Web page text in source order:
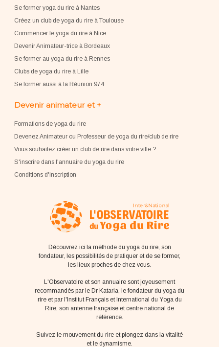
Se former yoga du rire à Nantes
Créez un club de yoga du rire à Toulouse
Commencer le yoga du rire à Nice
Devenir Animateur-trice à Bordeaux
Se former au yoga du rire à Rennes
Clubs de yoga du rire à Lille
Se former aussi à la Réunion 974
Devenir animateur et +
Formations de yoga du rire
Devenez Animateur ou Professeur de yoga du rire/club de rire
Vous souhaitez créer un club de rire dans votre ville ?
S'inscrire dans l'annuaire du yoga du rire
Conditions d'inscription
Découvrez ici la méthode du yoga du rire, son
fondateur, les possibilités de pratiquer et de se former,
les lieux proches de chez vous.
L'Observatoire et son annuaire sont joyeusement
recommandés par le Dr Kataria, le fondateur du yoga du
rire et par l'Institut Français et International du Yoga du
Rire, son antenne française et centre national de
référence.
Suivez le mouvement du rire et plongez dans la vitalité
et le dynamisme.